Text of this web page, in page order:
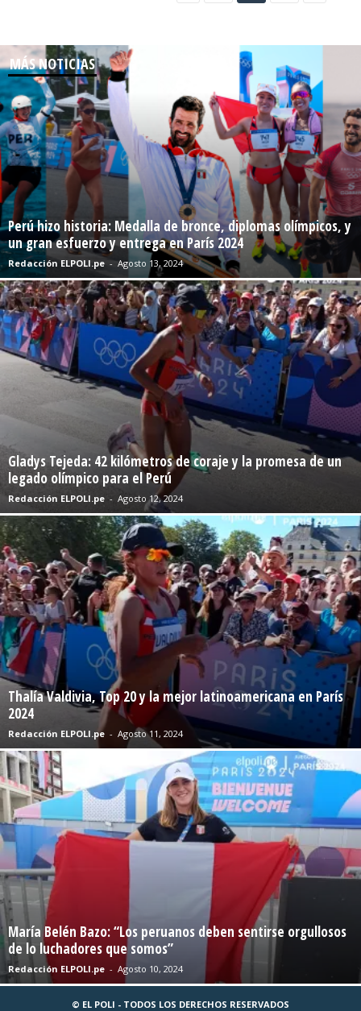
MÁS NOTICIAS
Perú hizo historia: Medalla de bronce, diplomas olímpicos, y
un gran esfuerzo y entrega en París 2024
Redacción ELPOLI.pe - Agosto 13, 2024
Gladys Tejeda: 42 kilómetros de coraje y la promesa de un
legado olímpico para el Perú
Redacción ELPOLI.pe - Agosto 12, 2024
Thalía Valdivia, Top 20 y la mejor latinoamericana en París
2024
Redacción ELPOLI.pe - Agosto 11, 2024
María Belén Bazo: “Los peruanos deben sentirse orgullosos
de lo luchadores que somos”
Redacción ELPOLI.pe - Agosto 10, 2024
© EL POLI - TODOS LOS DERECHOS RESERVADOS